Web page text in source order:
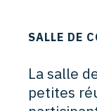
SALLE DE
La salle
petites